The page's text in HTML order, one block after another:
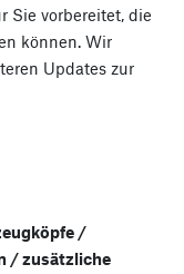
Sie vorbereitet, die
können. Wir
Updates zur
/
/ zusätzliche